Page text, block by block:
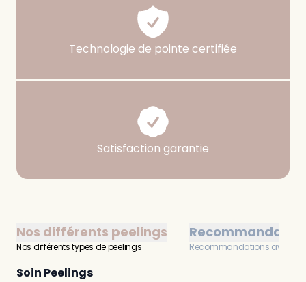
Technologie de pointe certifiée
Satisfaction garantie
Nos différents peelings
Nos différents types de peelings Recommandations avant et
Soin Peelings